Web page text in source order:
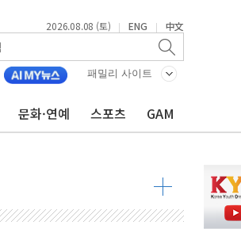
2026.08.08 (토) | ENG | 中文
패밀리 사이트
문화·연예 스포츠 GAM
지원 '총력'
우 피해·통제구간 없어
보
정청래 42.08%
래 43.27% 송영길 11.63%